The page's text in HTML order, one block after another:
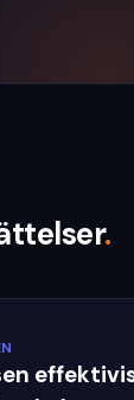
.